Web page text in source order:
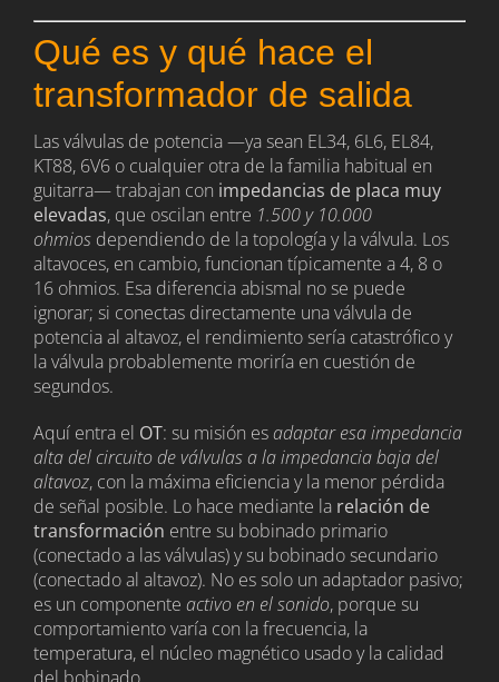
Qué es y qué hace el
transformador de salida
Las válvulas de potencia —ya sean EL34, 6L6, EL84,
KT88, 6V6 o cualquier otra de la familia habitual en
guitarra— trabajan con impedancias de placa muy
elevadas, que oscilan entre 1.500 y 10.000
ohmiosdependiendo de la topología y la válvula. Los
altavoces, en cambio, funcionan típicamente a 4, 8 o
16 ohmios. Esa diferencia abismal no se puede
ignorar; si conectas directamente una válvula de
potencia al altavoz, el rendimiento sería catastrófico y
la válvula probablemente moriría en cuestión de
segundos.
Aquí entra el OT: su misión esadaptar esa impedancia
alta del circuito de válvulas a la impedancia baja del
altavoz, con la máxima eficiencia y la menor pérdida
de señal posible. Lo hace mediante la relación de
transformación entre su bobinado primario
(conectado a las válvulas) y su bobinado secundario
(conectado al altavoz). No es solo un adaptador pasivo;
es un componente activo en el sonido, porque su
comportamiento varía con la frecuencia, la
temperatura, el núcleo magnético usado y la calidad
del bobinado.